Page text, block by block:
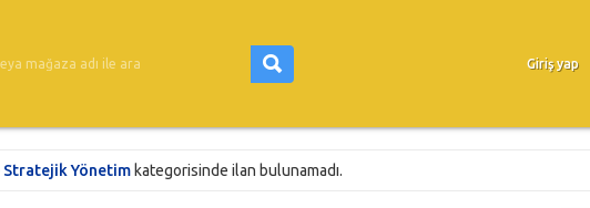
Giriş yap
Stratejik Yönetim kategorisinde ilan bulunamadı.